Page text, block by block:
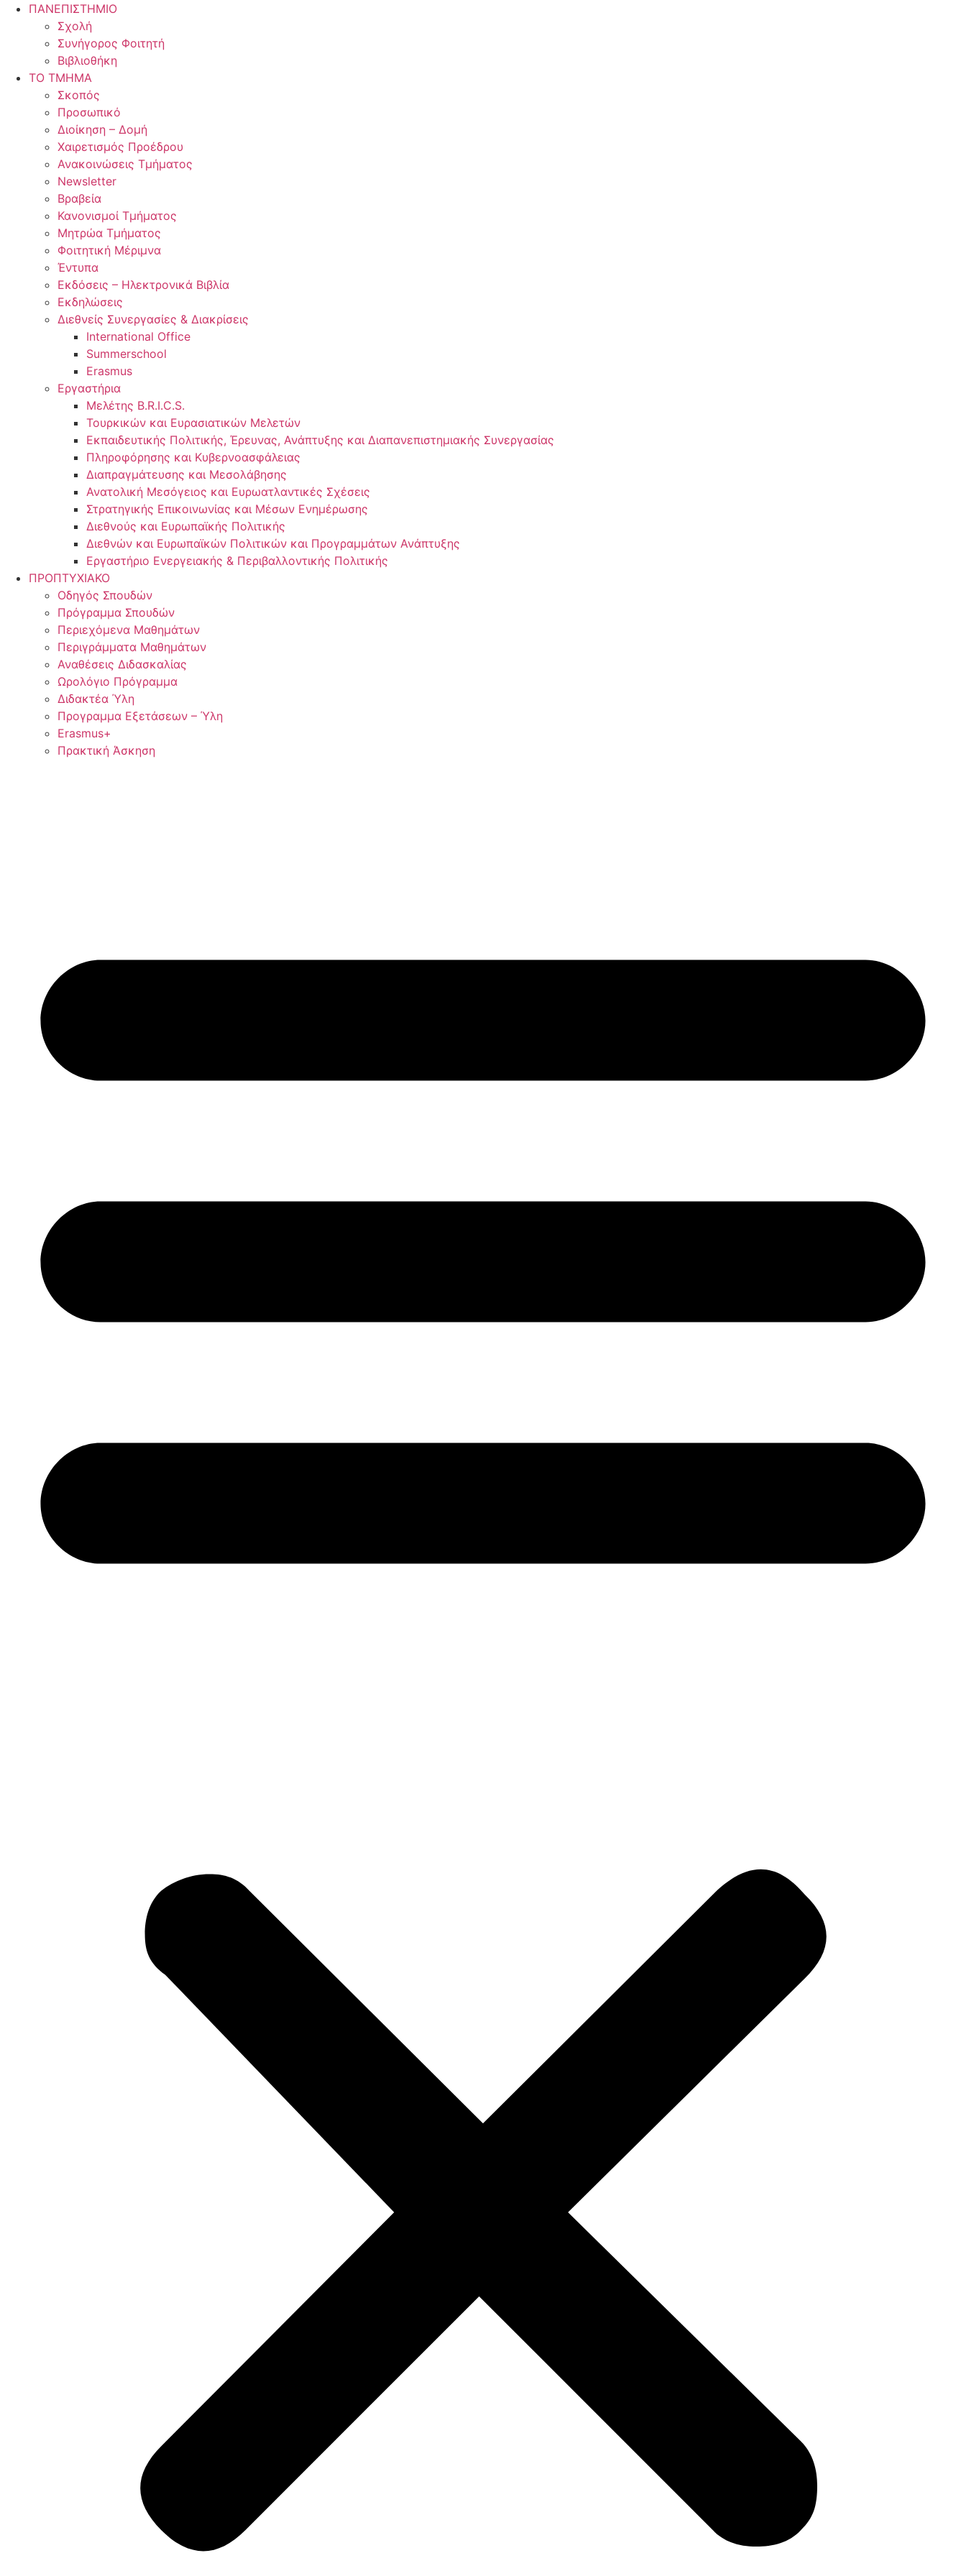
ΠΑΝΕΠΙΣΤΗΜΙΟ
Σχολή
Συνήγορος Φοιτητή
Βιβλιοθήκη
ΤΟ ΤΜΗΜΑ
Σκοπός
Προσωπικό
Διοίκηση – Δομή
Χαιρετισμός Προέδρου​
Ανακοινώσεις Τμήματος
Newsletter
Βραβεία
Κανονισμοί Τμήματος
Μητρώα Τμήματος
Φοιτητική Μέριμνα
Έντυπα
Εκδόσεις – Ηλεκτρονικά Βιβλία
Εκδηλώσεις
Διεθνείς Συνεργασίες & Διακρίσεις
International Office
Summerschool
Erasmus
Εργαστήρια
Μελέτης B.R.I.C.S.
Τουρκικών και Ευρασιατικών Μελετών
Εκπαιδευτικής Πολιτικής, Έρευνας, Ανάπτυξης και Διαπανεπιστημιακής Συνεργασίας
Πληροφόρησης και Κυβερνοασφάλειας
Διαπραγμάτευσης και Μεσολάβησης
Ανατολική Μεσόγειος και Ευρωατλαντικές Σχέσεις
Στρατηγικής Επικοινωνίας και Μέσων Ενημέρωσης
Διεθνούς και Ευρωπαϊκής Πολιτικής
Διεθνών και Ευρωπαϊκών Πολιτικών και Προγραμμάτων Ανάπτυξης
Εργαστήριο Ενεργειακής & Περιβαλλοντικής Πολιτικής
ΠΡΟΠΤΥΧΙΑΚΟ
Οδηγός Σπουδών
Πρόγραμμα Σπουδών
Περιεχόμενα Μαθημάτων
Περιγράμματα Μαθημάτων
Αναθέσεις Διδασκαλίας
Ωρολόγιο Πρόγραμμα
Διδακτέα Ύλη
Προγραμμα Εξετάσεων – Ύλη
Erasmus+
Πρακτική Άσκηση